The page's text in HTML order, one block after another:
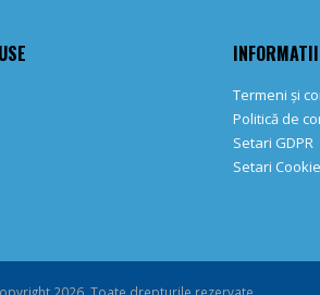
INFORMATII
Termeni și
Politică de
Setari GDPR
Setari